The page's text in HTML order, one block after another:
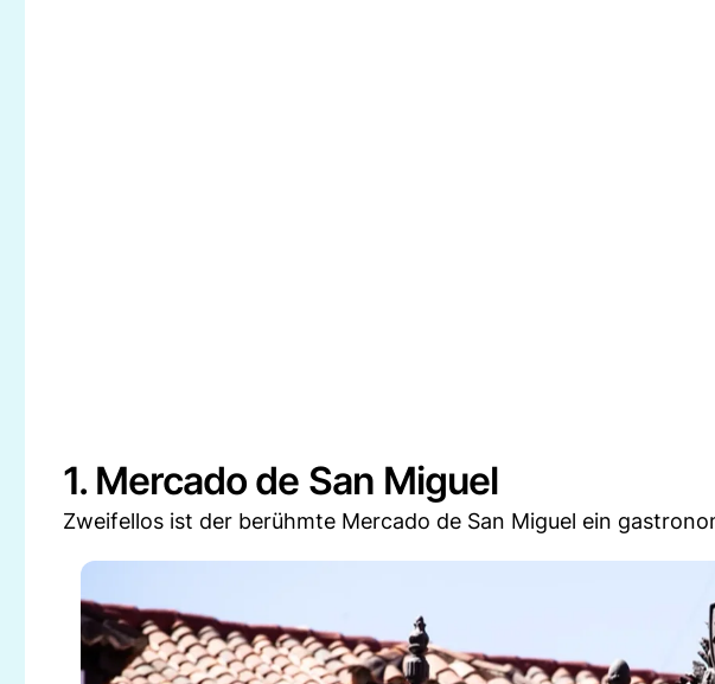
1. Mercado de San Miguel
Zweifellos ist der berühmte Mercado de San Miguel ein